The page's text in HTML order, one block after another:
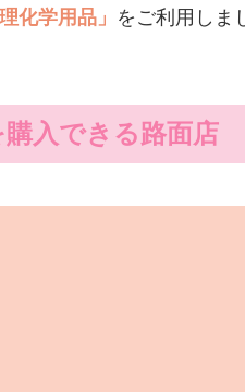
理化学用品」 をご利用しま
購入できる路面店